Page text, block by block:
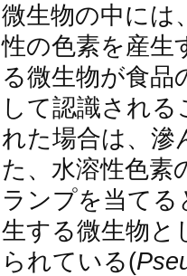
微生物の中には
性の色素を産生
る微生物が食品
して認識され
れた場合は、滲
た、水溶性色素
ランプを当て
生する微生物と
られている(